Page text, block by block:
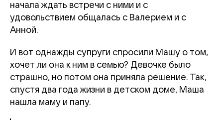
начала ждать встречи с ними и с
удовольствием общалась с Валерием и с
Анной.
И вот однажды супруги спросили Машу о том,
хочет ли она к ним в семью? Девочке было
страшно, но потом она приняла решение. Так,
спустя два года жизни в детском доме, Маша
нашла маму и папу.